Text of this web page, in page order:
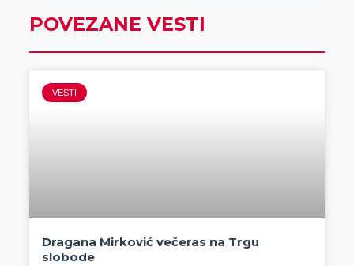
POVEZANE VESTI
VESTI
Dragana Mirković večeras na Trgu
slobode